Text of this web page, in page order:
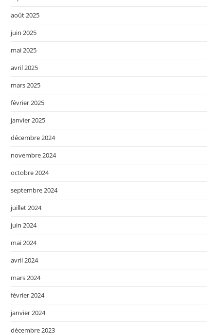
août 2025
juin 2025
mai 2025
avril 2025
mars 2025
février 2025
janvier 2025
décembre 2024
novembre 2024
octobre 2024
septembre 2024
juillet 2024
juin 2024
mai 2024
avril 2024
mars 2024
février 2024
janvier 2024
décembre 2023